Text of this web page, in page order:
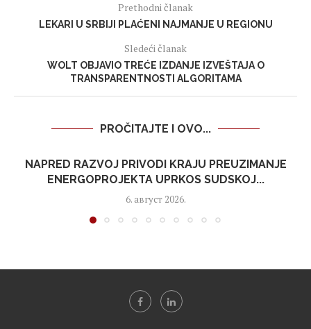
Prethodni članak
LEKARI U SRBIJI PLAĆENI NAJMANJE U REGIONU
Sledeći članak
WOLT OBJAVIO TREĆE IZDANJE IZVEŠTAJA O
TRANSPARENTNOSTI ALGORITAMA
PROČITAJTE I OVO...
NAPRED RAZVOJ PRIVODI KRAJU PREUZIMANJE
ENERGOPROJEKTA UPRKOS SUDSKOJ...
6. август 2026.